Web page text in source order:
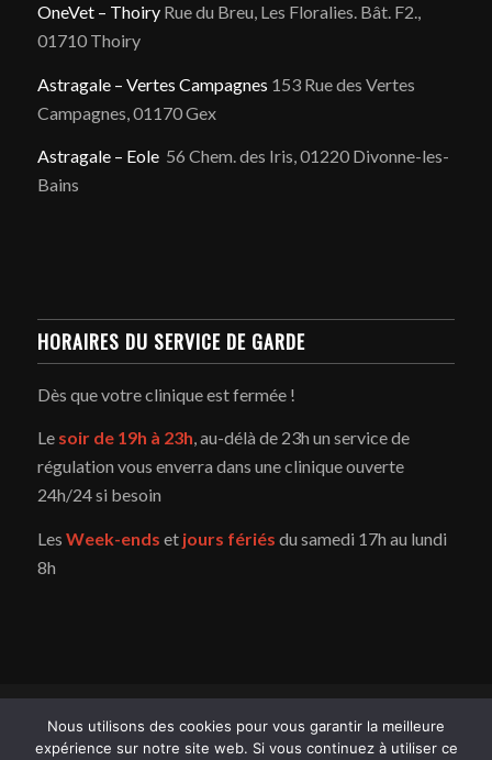
OneVet – ThoiryRue du Breu, Les Floralies. Bât. F2.,
01710 Thoiry
Astragale – Vertes Campagnes 153 Rue des Vertes
Campagnes, 01170 Gex
Astragale – Eole56 Chem. des Iris, 01220 Divonne-les-
Bains
HORAIRES DU SERVICE DE GARDE
Dès que votre clinique est fermée !
Le soir de 19h à 23h, au-délà de 23h un service de
régulation vous enverra dans une clinique ouverte
24h/24 si besoin
Les Week-ends et jours fériés du samedi 17h au lundi
8h
WordPress Theme by Kriesi
Nous utilisons des cookies pour vous garantir la meilleure
expérience sur notre site web. Si vous continuez à utiliser ce